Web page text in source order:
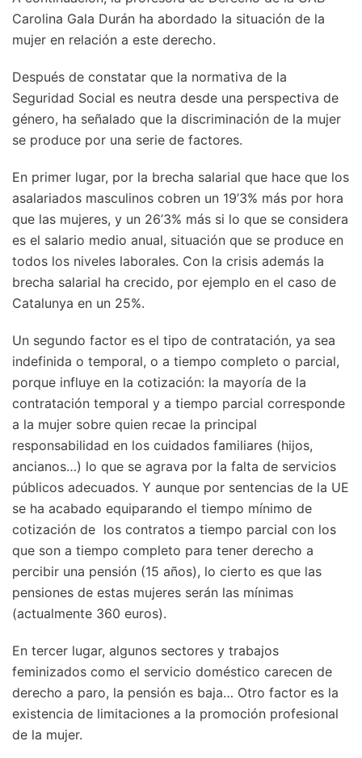
Carolina Gala Durán ha abordado la situación de la
mujer en relación a este derecho.
Después de constatar que la normativa de la
Seguridad Social es neutra desde una perspectiva de
género, ha señalado que la discriminación de la mujer
se produce por una serie de factores.
En primer lugar, por la brecha salarial que hace que los
asalariados masculinos cobren un 19’3% más por hora
que las mujeres, y un 26’3% más si lo que se considera
es el salario medio anual, situación que se produce en
todos los niveles laborales. Con la crisis además la
brecha salarial ha crecido, por ejemplo en el caso de
Catalunya en un 25%.
Un segundo factor es el tipo de contratación, ya sea
indefinida o temporal, o a tiempo completo o parcial,
porque influye en la cotización: la mayoría de la
contratación temporal y a tiempo parcial corresponde
a la mujer sobre quien recae la principal
responsabilidad en los cuidados familiares (hijos,
ancianos…) lo que se agrava por la falta de servicios
públicos adecuados. Y aunque por sentencias de la UE
se ha acabado equiparando el tiempo mínimo de
cotización de los contratos a tiempo parcial con los
que son a tiempo completo para tener derecho a
percibir una pensión (15 años), lo cierto es que las
pensiones de estas mujeres serán las mínimas
(actualmente 360 euros).
En tercer lugar, algunos sectores y trabajos
feminizados como el servicio doméstico carecen de
derecho a paro, la pensión es baja… Otro factor es la
existencia de limitaciones a la promoción profesional
de la mujer.